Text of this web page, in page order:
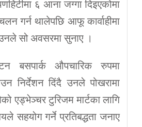
६ आना जग्गा दिइएकोमा
गर्न थालेपछि आफू कार्वाहीमा
सो अवसरमा सुनाए ।
बसपार्क औपचारिक रुपमा
निर्देशन दिंदै उनले पोखरामा
एड्भेञ्चर टुरिजम मार्टका लागि
सहयोग गर्ने प्रतिबद्धता जनाए